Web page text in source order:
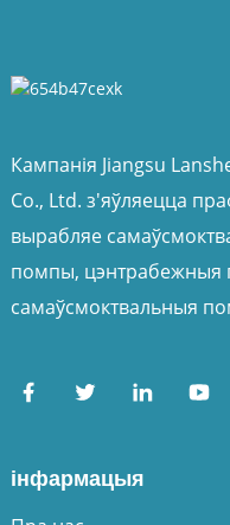
Кампанія Jiangsu
Co., Ltd. з'яўляецца
вырабляе
помпы, цэнтрабежныя
самаўсмоктвальныя
інфармацыя